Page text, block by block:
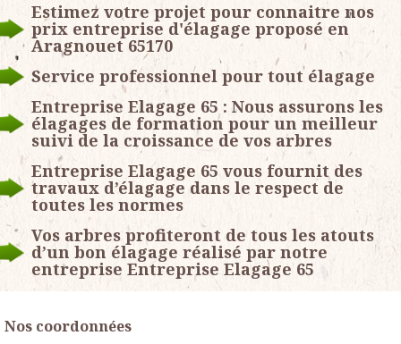
Estimez votre projet pour connaitre nos
prix entreprise d'élagage proposé en
Aragnouet 65170
Service professionnel pour tout élagage
Entreprise Elagage 65 : Nous assurons les
élagages de formation pour un meilleur
suivi de la croissance de vos arbres
Entreprise Elagage 65 vous fournit des
travaux d’élagage dans le respect de
toutes les normes
Vos arbres profiteront de tous les atouts
d’un bon élagage réalisé par notre
entreprise Entreprise Elagage 65
Nos coordonnées